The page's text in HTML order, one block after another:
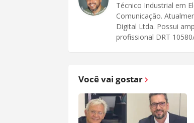
Técnico Industrial em
Comunicação.
Digital Ltda. Possui
profissional DRT
Você vai gostar